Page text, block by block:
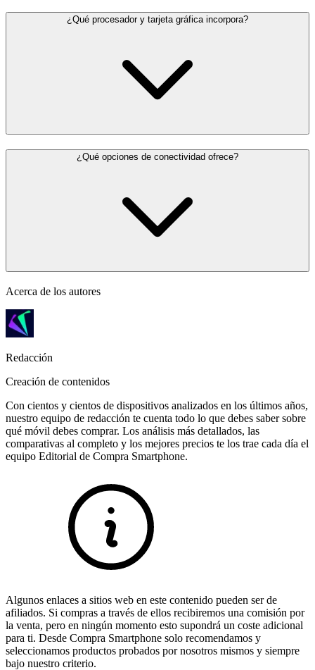
¿Qué procesador y tarjeta gráfica incorpora?
¿Qué opciones de conectividad ofrece?
Acerca de los autores
Redacción
Creación de contenidos
Con cientos y cientos de dispositivos analizados en los últimos años,
nuestro equipo de redacción te cuenta todo lo que debes saber sobre
qué móvil debes comprar. Los análisis más detallados, las
comparativas al completo y los mejores precios te los trae cada día el
equipo Editorial de Compra Smartphone.
Algunos enlaces a sitios web en este contenido pueden ser de
afiliados. Si compras a través de ellos recibiremos una comisión por
la venta, pero en ningún momento esto supondrá un coste adicional
para ti. Desde Compra Smartphone solo recomendamos y
seleccionamos productos probados por nosotros mismos y siempre
bajo nuestro criterio.